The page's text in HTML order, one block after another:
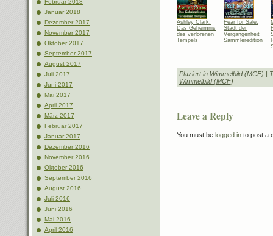
Februar 2018
Januar 2018
Dezember 2017
November 2017
Oktober 2017
September 2017
August 2017
Juli 2017
Juni 2017
Mai 2017
April 2017
März 2017
Februar 2017
Januar 2017
Dezember 2016
November 2016
Oktober 2016
September 2016
August 2016
Juli 2016
Juni 2016
Mai 2016
April 2016
Ashley Clark:
Das Geheimnis
des verlorenen
Tempels
Fear for Sale:
Stadt der
Vergangenheit
Sammleredition
Plaziert in Wimmelbild (MCF) |
Wimmelbild (MCF)
Leave a Reply
You must be logged in to post a